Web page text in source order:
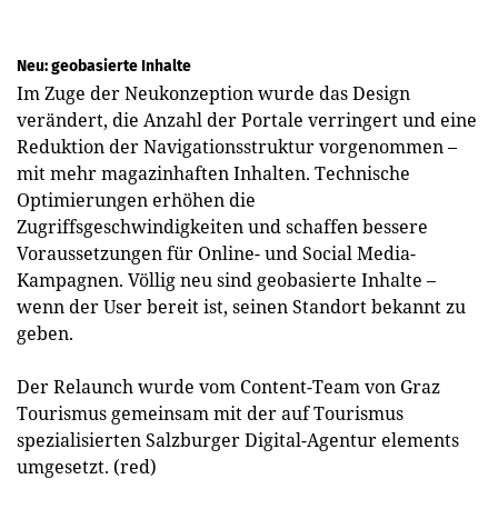
Neu: geobasierte Inhalte
Im Zuge der Neukonzeption wurde das Design
verändert, die Anzahl der Portale verringert und eine
Reduktion der Navigationsstruktur vorgenommen –
mit mehr magazinhaften Inhalten. Technische
Optimierungen erhöhen die
Zugriffsgeschwindigkeiten und schaffen bessere
Voraussetzungen für Online- und Social Media-
Kampagnen. Völlig neu sind geobasierte Inhalte –
wenn der User bereit ist, seinen Standort bekannt zu
geben.
Der Relaunch wurde vom Content-Team von Graz
Tourismus gemeinsam mit der auf Tourismus
spezialisierten Salzburger Digital-Agentur elements
umgesetzt. (red)